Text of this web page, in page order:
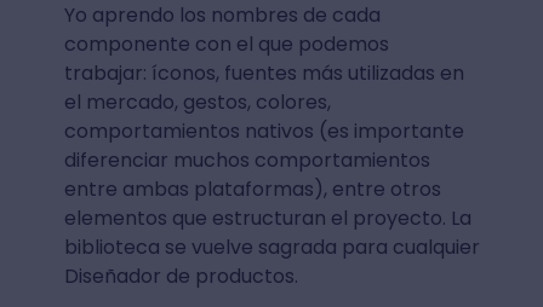
Yo aprendo los nombres de cada
componente con el que podemos
trabajar: íconos, fuentes más utilizadas en
el mercado, gestos, colores,
comportamientos nativos (es importante
diferenciar muchos comportamientos
entre ambas plataformas), entre otros
elementos que estructuran el proyecto. La
biblioteca se vuelve sagrada para cualquier
Diseñador de productos.